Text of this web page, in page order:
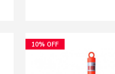
10% OFF